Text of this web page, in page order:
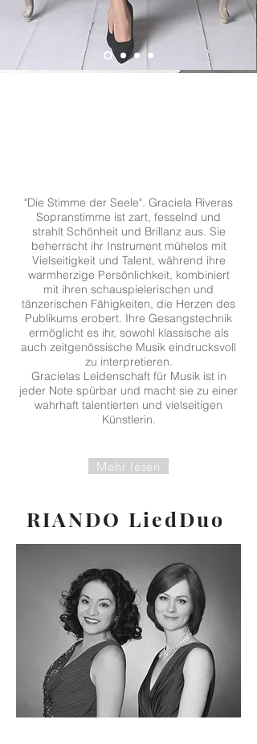
​"Die Stimme der Seele". Graciela Riveras
Sopranstimme ist zart, fesselnd und
strahlt Schönheit und Brillanz aus. Sie
beherrscht ihr Instrument mühelos mit
Vielseitigkeit und Talent, während ihre
warmherzige Persönlichkeit, kombiniert
mit ihren schauspielerischen und
tänzerischen Fähigkeiten, die Herzen des
Publikums erobert. Ihre Gesangstechnik
ermöglicht es ihr, sowohl klassische als
auch zeitgenössische Musik eindrucksvoll
zu interpretieren.
Gracielas Leidenschaft für Musik ist in
jeder Note spürbar und macht sie zu einer
wahrhaft talentierten und vielseitigen
Künstlerin.
Mehr lesen
RIANDO LiedDuo